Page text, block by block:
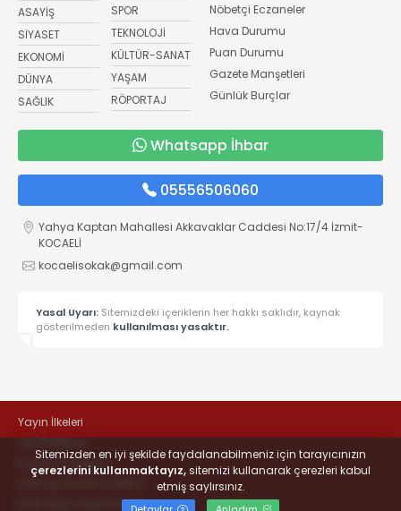
ASAYİŞ
SİYASET
EKONOMİ
DÜNYA
SAĞLIK
SPOR
TEKNOLOJİ
KÜLTÜR-SANAT
YAŞAM
RÖPORTAJ
Nöbetçi Eczaneler
Hava Durumu
Puan Durumu
Gazete Manşetleri
Günlük Burçlar
Whatsapp İhbar
05556506060
Yahya Kaptan Mahallesi Akkavaklar Caddesi No:17/4 İzmit-
KOCAELİ
kocaelisokak@gmail.com
Yasal Uyarı: Sitemizdeki içeriklerin her hakkı saklıdır, kaynak
gösterilmeden kullanılması yasaktır.
Yayın İlkeleri
Veri Politikası
Kullanım Şartları
KVKK Bilgi Talep Formu
Sitemizden en iyi şekilde faydalanabilmeniz için tarayıcınızın
çerezlerini kullanmaktayız,sitemizi kullanarak çerezleri kabul
etmiş saylırsınız.